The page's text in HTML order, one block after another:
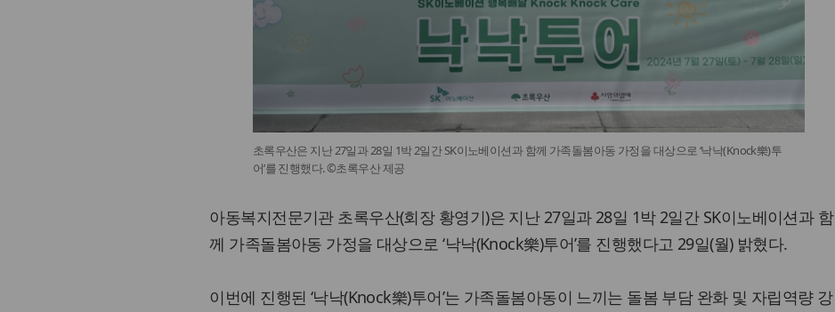
초록우산은 지난 27일과 28일 1박 2일간 SK이노베이션과 함께 가족돌봄아동 가정을 대상으로 ‘낙낙(Knock樂)투
어’를 진행했다. ©초록우산 제공
아동복지전문기관 초록우산(회장 황영기)은 지난 27일과 28일 1박 2일간 SK이노베이션과 함
께 가족돌봄아동 가정을 대상으로 ‘낙낙(Knock樂)투어’를 진행했다고 29일(월) 밝혔다.
이번에 진행된 ‘낙낙(Knock樂)투어’는 가족돌봄아동이 느끼는 돌봄 부담 완화 및 자립역량 강